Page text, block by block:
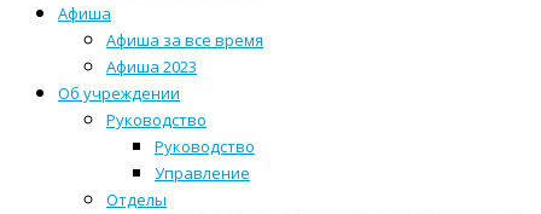
Афиша
Афиша за все время
Афиша 2023
Об учреждении
Руководство
Руководство
Управление
Отделы